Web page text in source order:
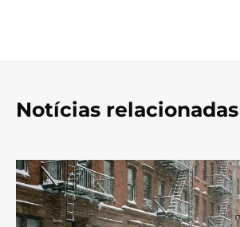
Notícias relacionadas